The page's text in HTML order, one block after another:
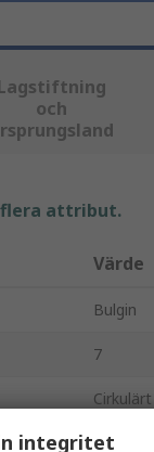
och
attribut.
Värde
Bulgin
7
Kabel
integritet